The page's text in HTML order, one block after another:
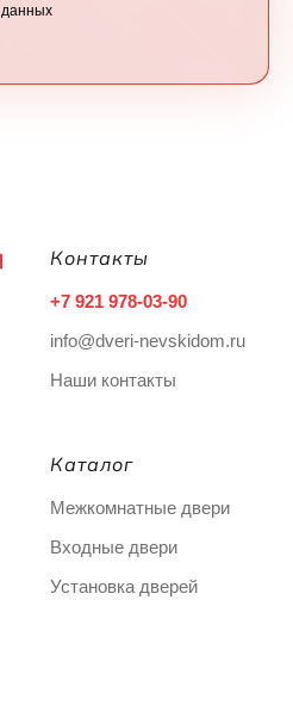
данных
Контакты
+7 921 978-03-90
info@dveri-nevskidom.ru
Наши контакты
Каталог
Межкомнатные двери
Входные двери
Установка дверей